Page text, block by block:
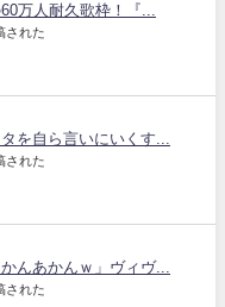
万人耐久歌枠！『...
された
を自ら言いにいくす...
された
んあかんｗ」ヴィヴ...
された